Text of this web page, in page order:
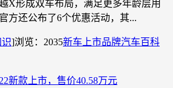
X形成双车布局，满足更多年龄层用
方还公布了6个优惠活动，其...
]浏览：2035新车上市品牌汽车百科